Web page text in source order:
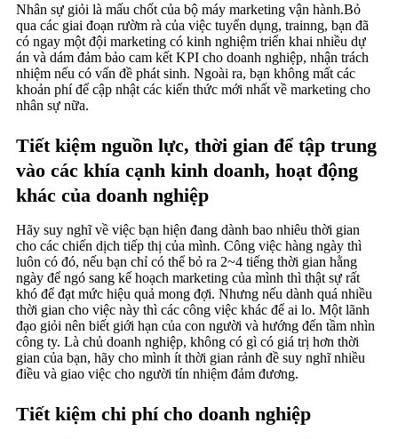
Nhân sự giỏi là mấu chốt của bộ máy marketing vận hành.Bỏ
qua các giai đoạn rườm rà của việc tuyển dụng, trainng, bạn đã
có ngay một đội marketing có kinh nghiệm triển khai nhiều dự
án và dám đảm bảo cam kết KPI cho doanh nghiệp, nhận trách
nhiệm nếu có vấn đề phát sinh. Ngoài ra, bạn không mất các
khoản phí để cập nhật các kiến thức mới nhất về marketing cho
nhân sự nữa.
Tiết kiệm nguồn lực, thời gian để tập trung
vào các khía cạnh kinh doanh, hoạt động
khác của doanh nghiệp
Hãy suy nghĩ về việc bạn hiện đang dành bao nhiêu thời gian
cho các chiến dịch tiếp thị của mình. Công việc hàng ngày thì
luôn có đó, nếu bạn chỉ có thể bỏ ra 2~4 tiếng thời gian hằng
ngày để ngó sang kế hoạch marketing của mình thì thật sự rất
khó để đạt mức hiệu quả mong đợi. Nhưng nếu dành quá nhiều
thời gian cho việc này thì các công việc khác để ai lo. Một lãnh
đạo giỏi nên biết giới hạn của con người và hướng đến tầm nhìn
công ty. Là chủ doanh nghiệp, không có gì có giá trị hơn thời
gian của bạn, hãy cho mình ít thời gian rảnh đề suy nghĩ nhiều
điều và giao việc cho người tín nhiệm đảm đương.
Tiết kiệm chi phí cho doanh nghiệp